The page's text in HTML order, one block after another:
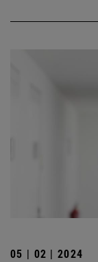
05 | 02 | 2024